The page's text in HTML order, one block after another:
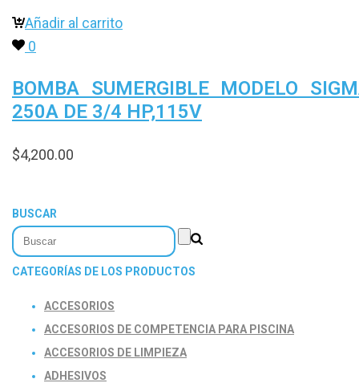
Añadir al carrito
0
BOMBA SUMERGIBLE MODELO
250A DE 3/4 HP,115V
$4,200.00
BUSCAR
CATEGORÍAS DE LOS PRODUCTOS
ACCESORIOS
ACCESORIOS DE COMPETENCIA PARA PISCINA
ACCESORIOS DE LIMPIEZA
ADHESIVOS